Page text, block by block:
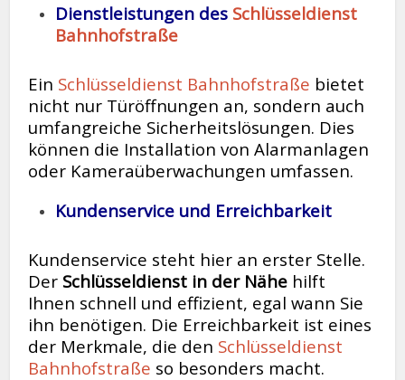
Dienstleistungen des Schlüsseldienst
Bahnhofstraße
Ein Schlüsseldienst Bahnhofstraße bietet
nicht nur Türöffnungen an, sondern auch
umfangreiche Sicherheitslösungen. Dies
können die Installation von Alarmanlagen
oder Kameraüberwachungen umfassen.
Kundenservice und Erreichbarkeit
Kundenservice steht hier an erster Stelle.
Der Schlüsseldienst in der Nähe hilft
Ihnen schnell und effizient, egal wann Sie
ihn benötigen. Die Erreichbarkeit ist eines
der Merkmale, die den Schlüsseldienst
Bahnhofstraße so besonders macht.